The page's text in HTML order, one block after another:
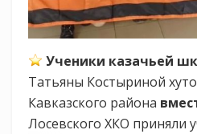
Ученики казачьей
Татьяны Костыриной
Кавказского района
Лосевского ХКО приняли